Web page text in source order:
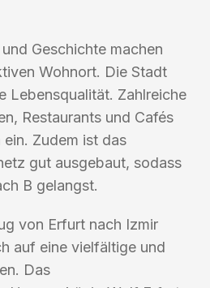
Geschichte machen
Wohnort. Die Stadt
Lebensqualität. Zahlreiche
Restaurants und Cafés
Zudem ist das
gut ausgebaut, sodass
B gelangst.
von Erfurt nach Izmir
auf eine vielfältige und
Das